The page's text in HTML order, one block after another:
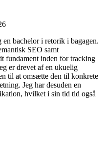
en bachelor i retorik i bagagen.
SEO samt
fundament inden for tracking
er drevet af en ukuelig
til at omsætte den til konkrete
Jeg har desuden en
hvilket i sin tid tid også